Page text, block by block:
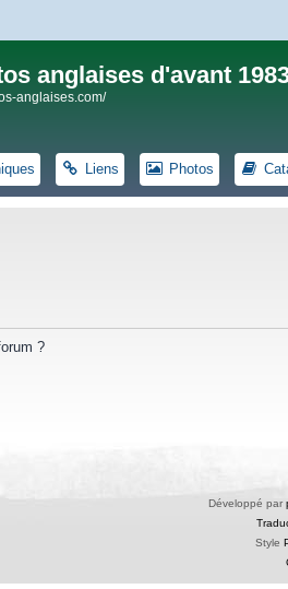
anglaises d'avant
anglaises.com/
Liens Photos
?
Développé par
Style